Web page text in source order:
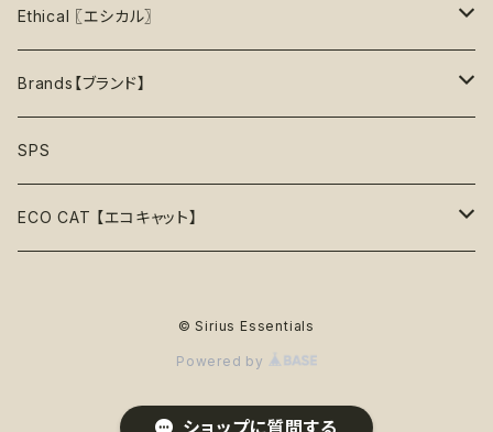
ロープトイ【紐】
フリスビー
音鳴るおもちゃ
音鳴らないおもちゃ
ココナッツフィル
セーター
アクセサリー
リボン
バンダナ
スリーブレス・ノースリーブ
リード穴付き
リックマット
おやつ型
ウォーターボウル
首輪
ハーネス
お洋服
首輪
ハーネス
おもちゃ
お洋服
首輪
ハーネス
Ethical 〖エシカル〗
Sustainable〖サスティナブル〗
Organic〖オーガニック〗
Vegan〖ヴィーガン〗
サスティナブル素材
Brands【ブランド】
Alqo Wasi
Animals in Charge
Hemp Rope Toys【麻ロープおもちゃ】
Country Tails
SPS
ECO CAT 【エコキャット】
ECO Walk 【エコ散歩】
© Sirius Essentials
Powered by
ショップに質問する